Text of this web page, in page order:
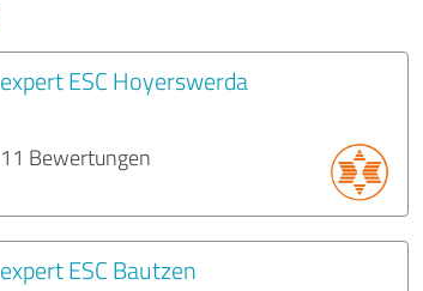
expert ESC Hoyerswerda
11 Bewertungen
expert ESC Bautzen